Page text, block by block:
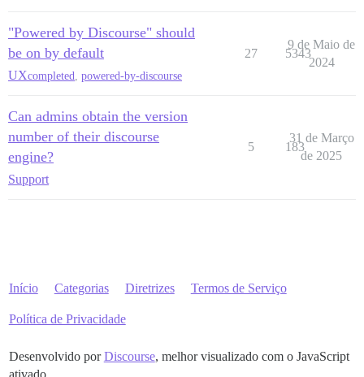
"Powered by Discourse" should
be on by default
UXcompleted powered-by-discourse
27 5343
9 de Maio de
2024
Can admins obtain the version
number of their discourse
engine?
Support
5 183
31 de Março
de 2025
Início Categorias Diretrizes Termos de Serviço
Política de Privacidade
Desenvolvido porDiscourse, melhor visualizado com o JavaScript